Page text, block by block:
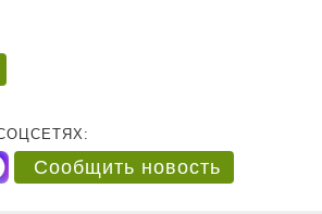
Сообщить новость